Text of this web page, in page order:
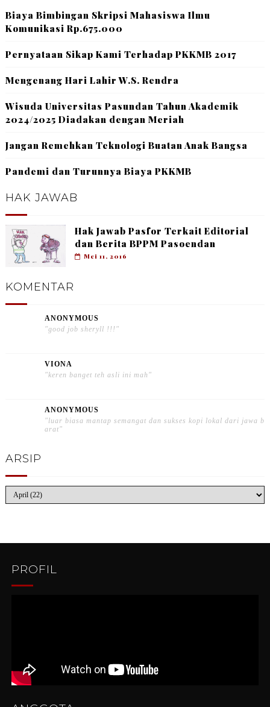
Biaya Bimbingan Skripsi Mahasiswa Ilmu
Komunikasi Rp.675.000
Pernyataan Sikap Kami Terhadap PKKMB 2017
Mengenang Hari Lahir W.S. Rendra
Wisuda Universitas Pasundan Tahun Akademik
2024/2025 Diadakan dengan Meriah
Jangan Remehkan Teknologi Buatan Anak Bangsa
Pandemi dan Turunnya Biaya PKKMB
HAK JAWAB
Hak Jawab Pasfor Terkait Editorial
dan Berita BPPM Pasoendan
Mei 11, 2016
KOMENTAR
ANONYMOUS
"good job sheryll !!!"
VIONA
"keren banget teh asli ini mah"
ANONYMOUS
"luar biasa mantap semangat dan sukses kopi lokal dari jawa b
arat"
ARSIP
PROFIL